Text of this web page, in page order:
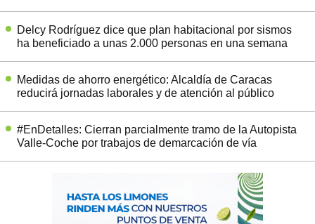
Delcy Rodríguez dice que plan habitacional por sismos
ha beneficiado a unas 2.000 personas en una semana
Medidas de ahorro energético: Alcaldía de Caracas
reducirá jornadas laborales y de atención al público
#EnDetalles: Cierran parcialmente tramo de la Autopista
Valle-Coche por trabajos de demarcación de vía